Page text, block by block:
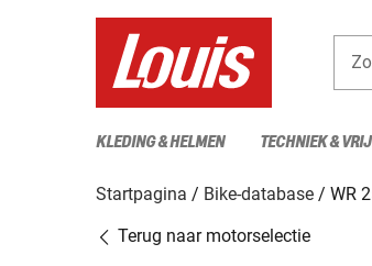
KLEDING & HELMEN TECHNIEK &
Startpagina Bike-database
WR
Terug naar motorselectie